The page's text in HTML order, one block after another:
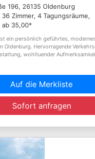
196, 26135 Oldenburg
Zimmer, 4 Tagungsräume,
ab 35,00*
ein persönlich geführtes,
Oldenburg. Hervorragende
wohltuender
Auf die Merkliste
Sofort anfragen